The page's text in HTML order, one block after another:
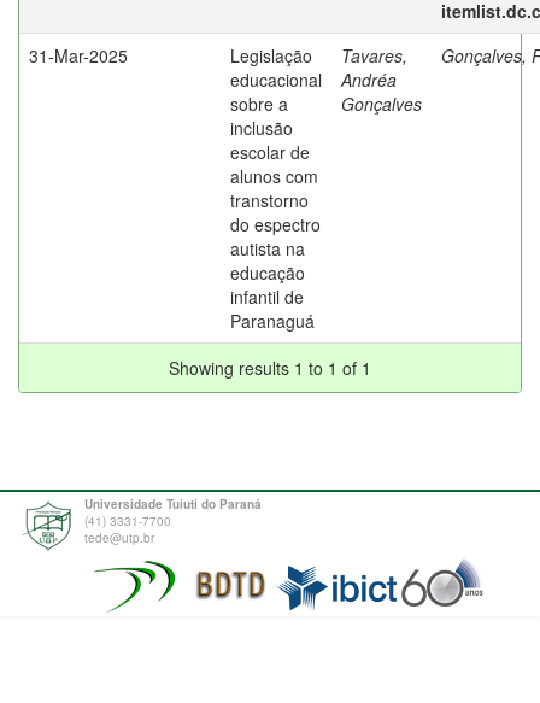
31-Mar-2025
Legislação
educacional
sobre a
inclusão
escolar de
alunos com
transtorno
do espectro
autista na
educação
infantil de
Paranaguá
Tavares,
Andréa
Gonçalves
Gonçalves,
Showing results 1 to 1 of 1
Universidade Tuiuti do Paraná
(41) 3331-7700
tede@utp.br